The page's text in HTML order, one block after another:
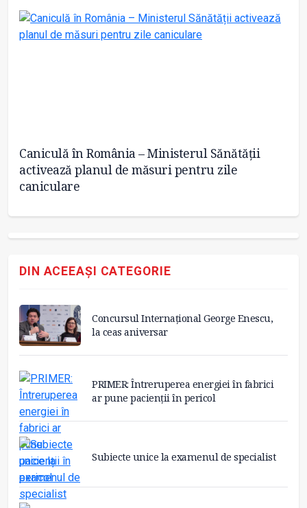
Caniculă în România – Ministerul Sănătății
activează planul de măsuri pentru zile
caniculare
DIN ACEEAȘI CATEGORIE
Concursul Internațional George Enescu,
la ceas aniversar
PRIMER: Întreruperea energiei în fabrici
ar pune pacienții în pericol
Subiecte unice la examenul de specialist